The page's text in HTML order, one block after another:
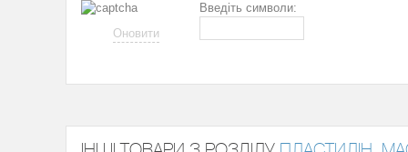
Оновити
Введіть символи: